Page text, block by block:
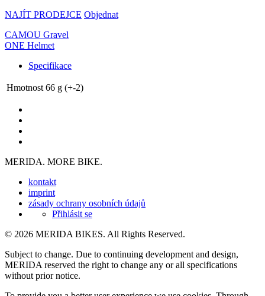
NAJÍT PRODEJCE Objednat
CAMOU Gravel
ONE Helmet
Specifikace
Hmotnost 66 g (+-2)
MERIDA. MORE BIKE.
kontakt
imprint
zásady ochrany osobních údajů
Přihlásit se
© 2026 MERIDA BIKES. All Rights Reserved.
Subject to change. Due to continuing development and design,
MERIDA reserved the right to change any or all specifications
without prior notice.